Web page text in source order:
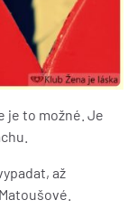
je to možné. Je
až